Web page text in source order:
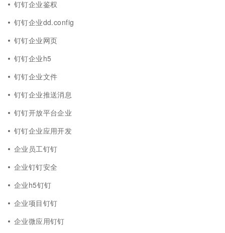
钉钉企业鉴权
钉钉企业dd.config
钉钉企业网页
钉钉企业h5
钉钉企业文件
钉钉企业推送消息
钉钉开放平台企业
钉钉企业应用开发
企业员工钉钉
企业钉钉安全
企业h5钉钉
企业项目钉钉
企业微应用钉钉